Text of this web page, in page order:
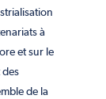
à
et sur le
de la